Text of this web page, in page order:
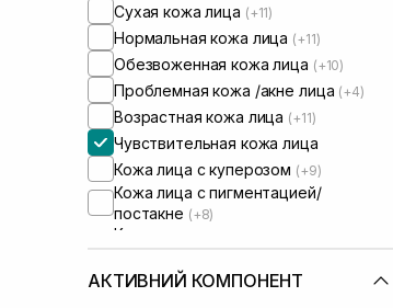
Сухая кожа лица (+11)
Нормальная кожа лица (+11)
Обезвоженная кожа лица (+10)
Проблемная кожа /акне лица (+4)
Возрастная кожа лица (+11)
Чувствительная кожа лица
Кожа лица с куперозом (+9)
Кожа лица с пигментацией/
постакне (+8)
Кожа лица с расширенными порами
Кожа лица с нарушенным
АКТИВНИЙ КОМПОНЕНТ